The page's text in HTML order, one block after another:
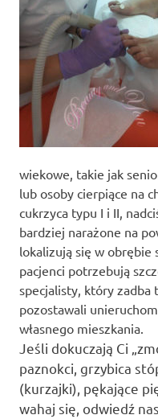
wiekowe, takie jak
lub osoby cierpiące na
cukrzyca typu I i II,
bardziej narażone na
lokalizują się w obrębie
pacjenci potrzebują
specjalisty, który zadba
pozostawali
własnego mieszkania.
Jeśli dokuczają Ci
paznokci, grzybica
(kurzajki), pękające
wahaj się, odwiedź